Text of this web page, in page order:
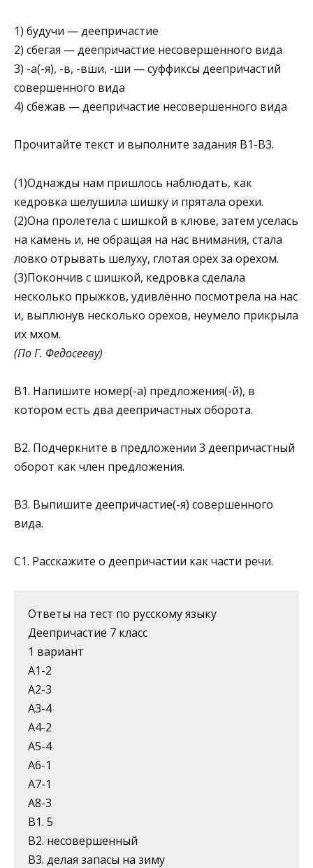
1) будучи — деепричастие
2) сбегая — деепричастие несовершенного вида
3) -а(-я), -в, -вши, -ши — суффиксы деепричастий
совершенного вида
4) сбежав — деепричастие несовершенного вида
Прочитайте текст и выполните задания B1-B3.
(1)Однажды нам пришлось наблюдать, как
кедровка шелушила шишку и прятала орехи.
(2)Она пролетела с шишкой в клюве, затем уселась
на камень и, не обращая на нас внимания, стала
ловко отрывать шелуху, глотая орех за орехом.
(3)Покончив с шишкой, кедровка сделала
несколько прыжков, удивлённо посмотрела на нас
и, выплюнув несколько орехов, неумело прикрыла
их мхом.
(По Г. Федосееву)
B1. Напишите номер(-а) предложения(-й), в
котором есть два деепричастных оборота.
В2. Подчеркните в предложении 3 деепричастный
оборот как член предложения.
В3. Выпишите деепричастие(-я) совершенного
вида.
C1. Расскажите о деепричастии как части речи.
Ответы на тест по русскому языку
Деепричастие 7 класс
1 вариант
А1-2
А2-3
А3-4
А4-2
А5-4
А6-1
А7-1
А8-3
В1. 5
В2. несовершенный
В3. делая запасы на зиму